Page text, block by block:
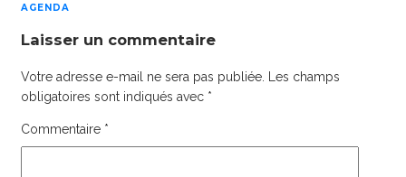
AGENDA
Laisser un commentaire
Votre adresse e-mail ne sera pas publiée.
Les champs
obligatoires sont indiqués avec *
Commentaire *